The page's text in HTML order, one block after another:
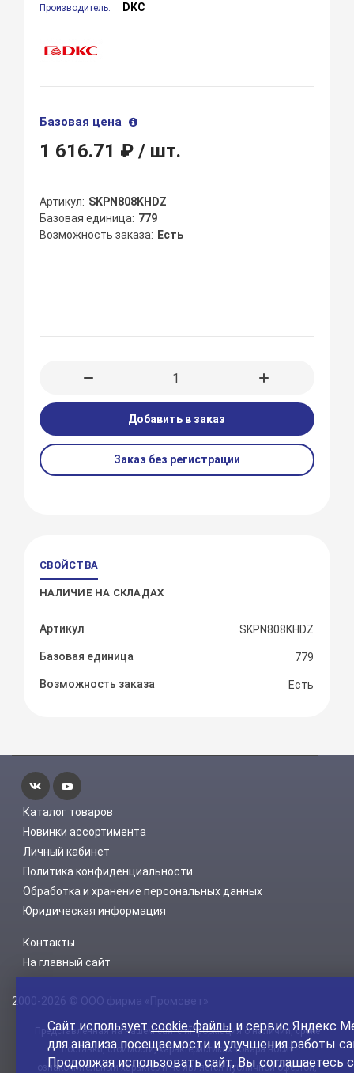
Производитель: DKC
Базовая цена
1 616.71 ₽/ шт.
Артикул
SKPN808KHDZ
Базовая единица 779
Возможность заказа
Есть
Добавить в заказ
Заказ без регистрации
СВОЙСТВА
НАЛИЧИЕ НА СКЛАДАХ
Артикул SKPN808KHDZ
Базовая единица 779
Возможность заказа Есть
Каталог товаров
Новинки ассортимента
Личный кабинет
Политика конфиденциальности
Обработка и хранение персональных данных
Юридическая информация
Контакты
На главный сайт
2000-2026 © ООО фирма «Промсвет»
Представленная на нашем сайте информация о наличии, сроке
поставки, стоимости, характеристиках товара носит
ознакомительный характер и не является публичной офертой,
Сайт используетcookie-файлы и сервис Яндекс
для анализа посещаемости и улучшения работы
Продолжая использовать сайт, Вы соглашаетесь